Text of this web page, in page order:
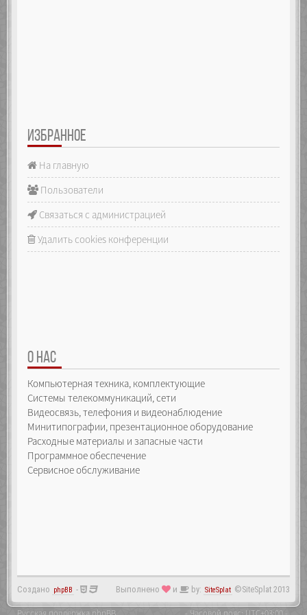
ИЗБРАННОЕ
На главную
Пользователи
Связаться с администрацией
Удалить cookies конференции
О НАС
Компьютерная техника, комплектующие
Системы телекоммуникаций, сети
Видеосвязь, телефония и видеонаблюдение
Минитипографии, презентационное оборудование
Расходные материалы и запасные части
Программное обеспечение
Сервисное обслуживание
Создано phpBB - Выполнено и by: SiteSplat ©SiteSplat 2013